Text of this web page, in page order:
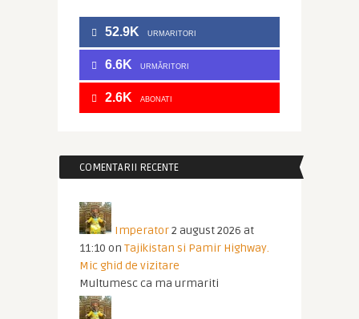
52.9K URMARITORI
6.6K URMĂRITORI
2.6K ABONATI
COMENTARII RECENTE
Imperator2 august 2026 at
11:10 on Tajikistan si Pamir Highway.
Mic ghid de vizitare
Multumesc ca ma urmariti